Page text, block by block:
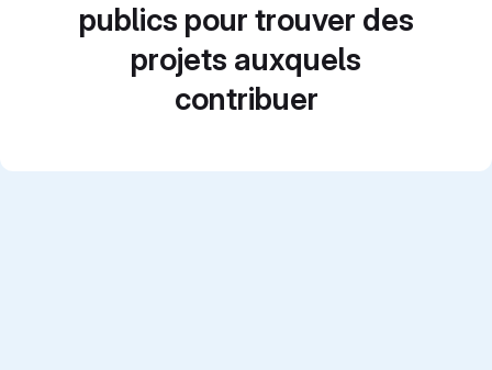
publics pour trouver des
projets auxquels
contribuer